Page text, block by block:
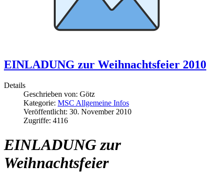
EINLADUNG zur Weihnachtsfeier 2010
Details
Geschrieben von: Götz
Kategorie: MSC Allgemeine Infos
Veröffentlicht: 30. November 2010
Zugriffe: 4116
EINLADUNGzur
Weihnachtsfeier